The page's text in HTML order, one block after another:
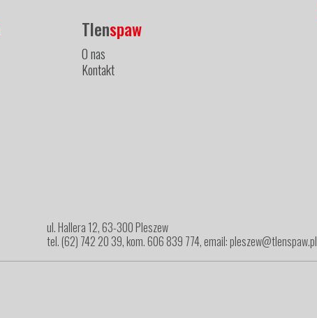
Tlenspaw
O nas
Kontakt
ul. Hallera 12, 63-300 Pleszew
tel. (62) 742 20 39, kom. 606 839 774, email: pleszew@tlenspaw.pl